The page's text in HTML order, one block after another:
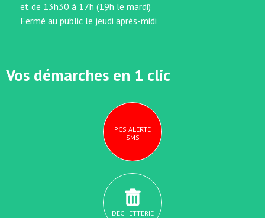
et de 13h30 à 17h (19h le mardi)
Fermé au public le jeudi après-midi
Vos démarches en 1 clic
PCS ALERTE
SMS
DÉCHETTERIE